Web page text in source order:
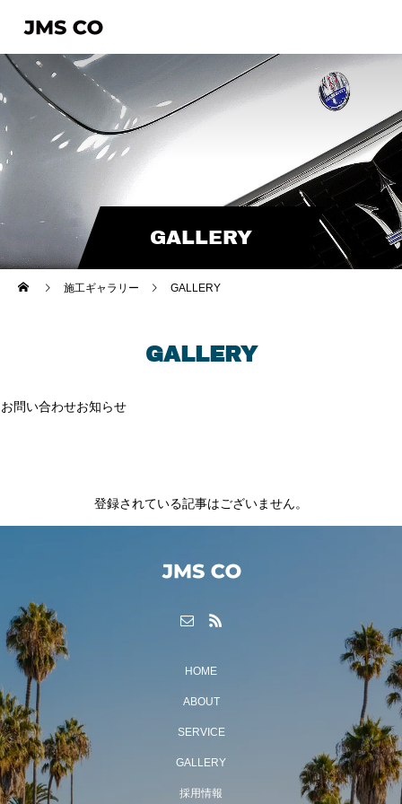
GALLERY
施工ギャラリー GALLERY
GALLERY
お問い合わせお知らせ
登録されている記事はございません。
HOME
ABOUT
SERVICE
GALLERY
採用情報